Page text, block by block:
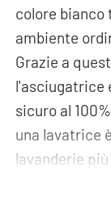
colore bianco
ambiente
Grazie a
l'asciugatrice
sicuro al
una lavatrice
lavanderie